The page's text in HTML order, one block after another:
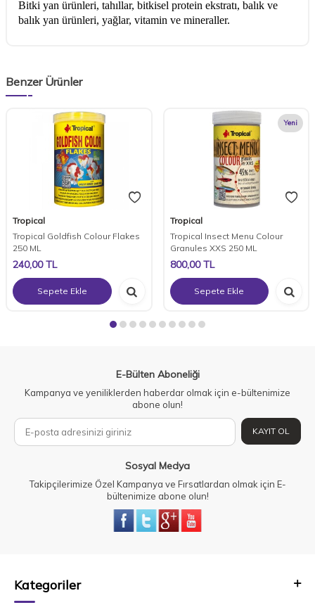
Bitki yan ürünleri, tahıllar, bitkisel protein ekstratı, balık ve
balık yan ürünleri, yağlar, vitamin ve mineraller.
Benzer Ürünler
Tropical
Tropical Goldfish Colour Flakes
250 ML
240,00TL
Sepete Ekle
Yeni
Tropical
Tropical Insect Menu Colour
Granules XXS 250 ML
800,00TL
Sepete Ekle
E-Bülten Aboneliği
Kampanya ve yeniliklerden haberdar olmak için e-bültenimize
abone olun!
KAYIT OL
Sosyal Medya
Takipçilerimize Özel Kampanya ve Fırsatlardan olmak için E-
bültenimize abone olun!
Kategoriler